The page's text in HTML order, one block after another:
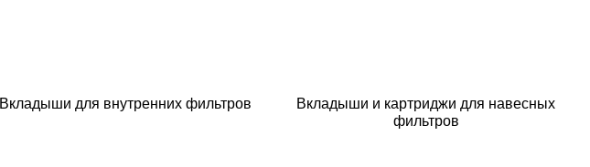
Вкладыши для внутренних фильтров
Вкладыши и картриджи для навесных
фильтров